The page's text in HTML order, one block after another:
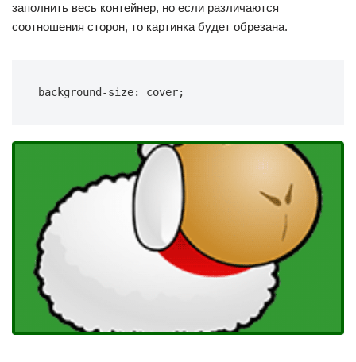
заполнить весь контейнер, но если различаются
соотношения сторон, то картинка будет обрезана.
background-size: cover;